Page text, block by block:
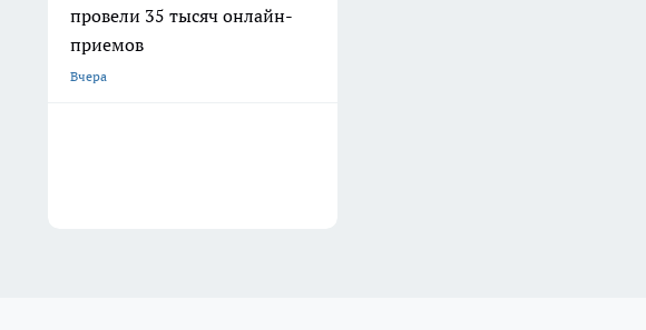
провели 35 тысяч онлайн-
приемов
Вчера